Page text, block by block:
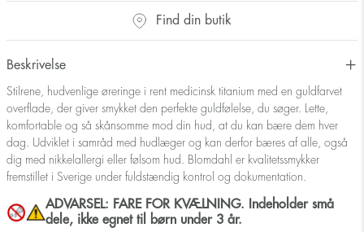
Find din butik
Beskrivelse
Stilrene, hudvenlige øreringe i rent medicinsk titanium med en guldfarvet
overflade, der giver smykket den perfekte guldfølelse, du søger. Lette,
komfortable og så skånsomme mod din hud, at du kan bære dem hver
dag. Udviklet i samråd med hudlæger og kan derfor bæres af alle, også
dig med nikkelallergi eller følsom hud. Blomdahl er kvalitetssmykker
fremstillet i Sverige under fuldstændig kontrol og dokumentation.
ADVARSEL: FARE FOR KVÆLNING. Indeholder små
dele, ikke egnet til børn under 3 år.